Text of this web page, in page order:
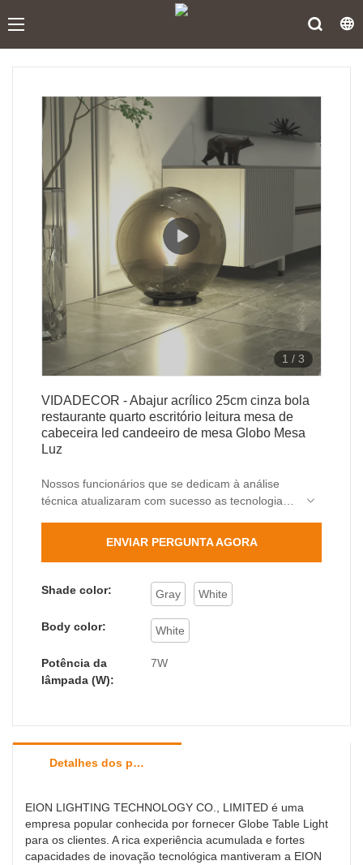
1 / 3
VIDADECOR - Abajur acrílico 25cm cinza bola
restaurante quarto escritório leitura mesa de
cabeceira led candeeiro de mesa Globo Mesa
Luz
Nossos funcionários que se dedicam à análise
técnica atualizaram com sucesso as tecnologias
25 cm cinza bola de restaurante quarto estudo
ENVIAR PERGUNTA AGORA
Shade color: Gray White
Body color: White
Potência da
lâmpada (W):
7W
Detalhes dos produtos
EION LIGHTING TECHNOLOGY CO., LIMITED é uma
empresa popular conhecida por fornecer Globe Table Light
para os clientes. A rica experiência acumulada e fortes
capacidades de inovação tecnológica mantiveram a EION